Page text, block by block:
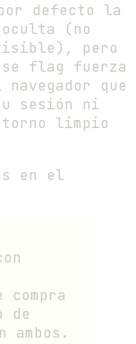
defecto la
(no
pero
flag fuerza
que
sesión ni
limpio
en el
compra
de
ambos.